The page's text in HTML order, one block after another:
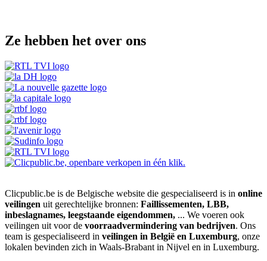
Ze hebben het over ons
Clicpublic.be is de Belgische website die gespecialiseerd is in online
veilingen uit gerechtelijke bronnen: Faillissementen, LBB,
inbeslagnames, leegstaande eigendommen, ... We voeren ook
veilingen uit voor de voorraadvermindering van bedrijven. Ons
team is gespecialiseerd in veilingen in België en Luxemburg, onze
lokalen bevinden zich in Waals-Brabant in Nijvel en in Luxemburg.